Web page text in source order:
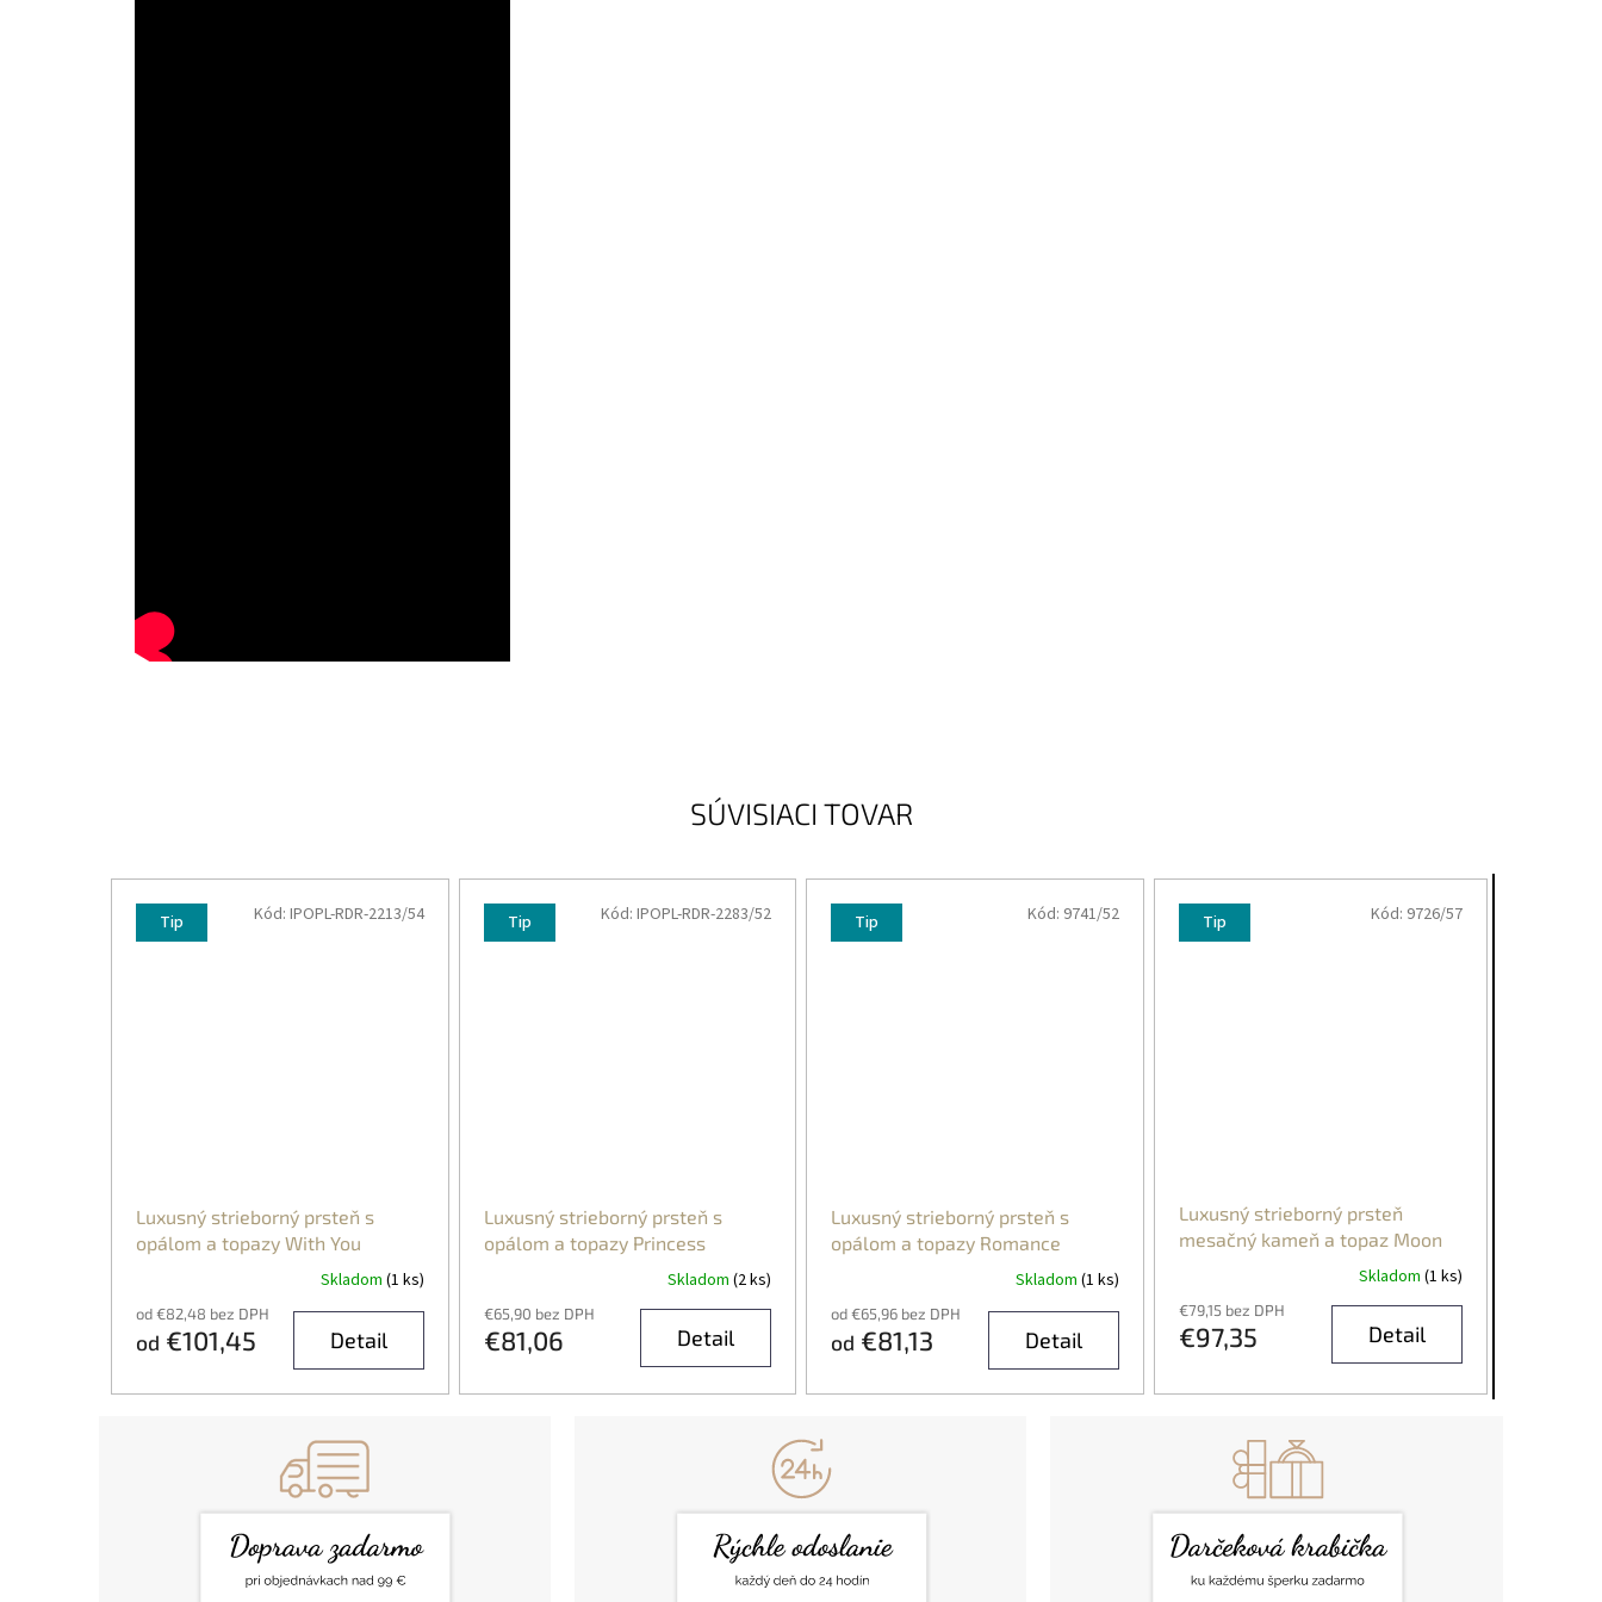
SÚVISIACI TOVAR
Tip
Luxusný strieborný prsteň s
opálom a topazy With You
Skladom (1 ks)
od €82,48 bez DPH
od €101,45 Detail
Kód: IPOPL-RDR-2213/54 Tip
Luxusný strieborný prsteň s
opálom a topazy Princess
Skladom (2 ks)
€65,90 bez DPH
€81,06 Detail
Kód: IPOPL-RDR-2283/52 Tip
Luxusný strieborný prsteň s
opálom a topazy Romance
Skladom (1 ks)
od €65,96 bez DPH
od €81,13 Detail
Kód: 9741/52 Tip
Luxusný strieborný prsteň
mesačný kameň a topaz Moon
Skladom (1 ks)
€79,15 bez DPH
€97,35 Detail
Kód: 9726/57